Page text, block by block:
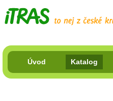
Úvod Katalog